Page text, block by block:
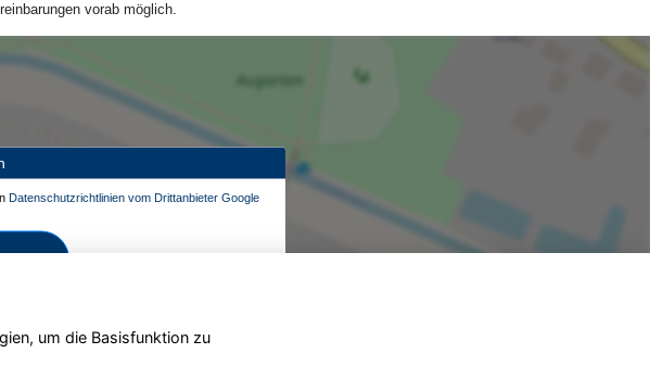
vorab möglich.
Datenschutzrichtlinien vom Drittanbieter Google
um die Basisfunktion zu